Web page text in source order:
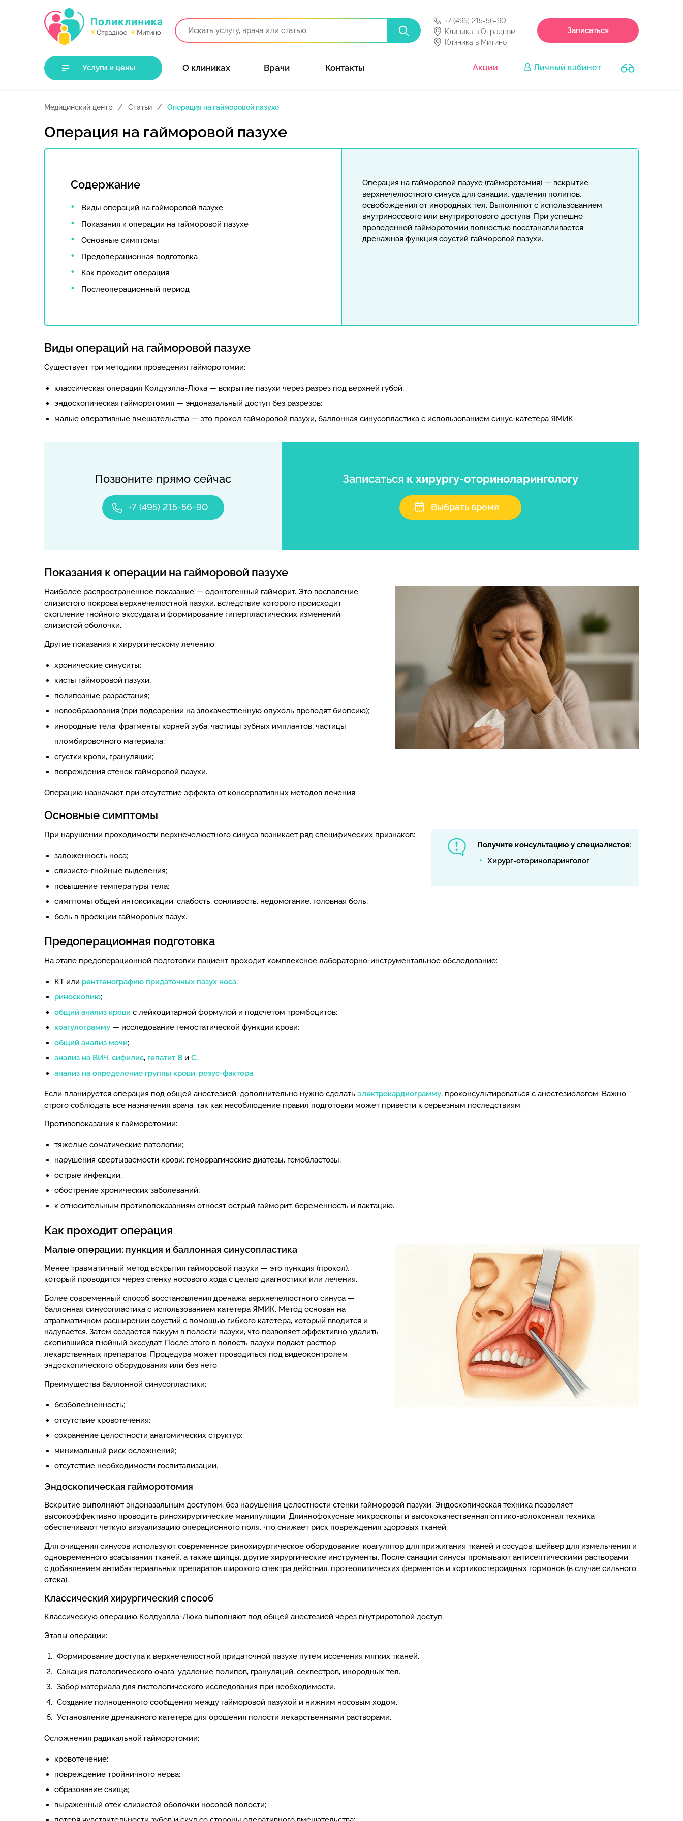
+7 (495) 215-56-90
Клиника в Отрадном
Клиника в Митино
Записаться
Услуги и цены О клиниках Врачи Контакты Акции Личный кабинет
Медицинский центр Статьи Операция на гайморовой пазухе
Операция на гайморовой пазухе
Содержание
Виды операций на гайморовой пазухе
Показания к операции на гайморовой пазухе
Основные симптомы
Предоперационная подготовка
Как проходит операция
Послеоперационный период
Операция на гайморовой пазухе (гайморотомия) — вскрытие
верхнечелюстного синуса для санации, удаления полипов,
освобождения от инородных тел. Выполняют с использованием
внутриносового или внутриротового доступа. При успешно
проведенной гайморотомии полностью восстанавливается
дренажная функция соустий гайморовой пазухи.
Виды операций на гайморовой пазухе
Существует три методики проведения гайморотомии:
классическая операция Колдуэлла-Люка — вскрытие пазухи через разрез под верхней губой;
эндоскопическая гайморотомия — эндоназальный доступ без разрезов;
малые оперативные вмешательства — это прокол гайморовой пазухи, баллонная синусопластика с использованием синус-катетера ЯМИК.
Позвоните прямо сейчас
+7 (495) 215-56-90
Записаться к хирургу-оториноларингологу
Выбрать время
Показания к операции на гайморовой пазухе
Наиболее распространенное показание — одонтогенный гайморит. Это воспаление
слизистого покрова верхнечелюстной пазухи, вследствие которого происходит
скопление гнойного экссудата и формирование гиперпластических изменений
слизистой оболочки.
Другие показания к хирургическому лечению:
хронические синуситы;
кисты гайморовой пазухи;
полипозные разрастания;
новообразования (при подозрении на злокачественную опухоль проводят биопсию);
инородные тела: фрагменты корней зуба, частицы зубных имплантов, частицы
пломбировочного материала;
сгустки крови, грануляции;
повреждения стенок гайморовой пазухи.
Операцию назначают при отсутствие эффекта от консервативных методов лечения.
Основные симптомы
Получите консультацию у специалистов:
Хирург-оториноларинголог
При нарушении проходимости верхнечелюстного синуса возникает ряд специфических признаков:
заложенность носа;
слизисто-гнойные выделения;
повышение температуры тела;
симптомы общей интоксикации: слабость, сонливость, недомогание, головная боль;
боль в проекции гайморовых пазух.
Предоперационная подготовка
На этапе предоперационной подготовки пациент проходит комплексное лабораторно-инструментальное обследование:
КТ или рентгенографию придаточных пазух носа;
риноскопию;
общий анализ крови с лейкоцитарной формулой и подсчетом тромбоцитов;
коагулограмму — исследование гемостатической функции крови;
общий анализ мочи;
анализ на ВИЧ, сифилис, гепатит В и С;
анализ на определение группы крови, резус-фактора.
Если планируется операция под общей анестезией, дополнительно нужно сделать электрокардиограмму, проконсультироваться с анестезиологом. Важно
строго соблюдать все назначения врача, так как несоблюдение правил подготовки может привести к серьезным последствиям.
Противопоказания к гайморотомии:
тяжелые соматические патологии;
нарушения свертываемости крови: геморрагические диатезы, гемобластозы;
острые инфекции;
обострение хронических заболеваний;
к относительным противопоказаниям относят острый гайморит, беременность и лактацию.
Как проходит операция
Малые операции: пункция и баллонная синусопластика
Менее травматичный метод вскрытия гайморовой пазухи — это пункция (прокол),
который проводится через стенку носового хода с целью диагностики или лечения.
Более современный способ восстановления дренажа верхнечелюстного синуса —
баллонная синусопластика с использованием катетера ЯМИК. Метод основан на
атравматичном расширении соустий с помощью гибкого катетера, который вводится и
надувается. Затем создается вакуум в полости пазухи, что позволяет эффективно удалить
скопившийся гнойный экссудат. После этого в полость пазухи подают раствор
лекарственных препаратов. Процедура может проводиться под видеоконтролем
эндоскопического оборудования или без него.
Преимущества баллонной синусопластики:
безболезненность;
отсутствие кровотечения;
сохранение целостности анатомических структур;
минимальный риск осложнений;
отсутствие необходимости госпитализации.
Эндоскопическая гайморотомия
Вскрытие выполняют эндоназальным доступом, без нарушения целостности стенки гайморовой пазухи. Эндоскопическая техника позволяет
высокоэффективно проводить ринохирургические манипуляции. Длиннофокусные микроскопы и высококачественная оптико-волоконная техника
обеспечивают четкую визуализацию операционного поля, что снижает риск повреждения здоровых тканей.
Для очищения синусов используют современное ринохирургическое оборудование: коагулятор для прижигания тканей и сосудов, шейвер для измельчения и
одновременного всасывания тканей, а также щипцы, другие хирургические инструменты. После санации синусы промывают антисептическими растворами
с добавлением антибактериальных препаратов широкого спектра действия, протеолитических ферментов и кортикостероидных гормонов (в случае сильного
отека).
Классический хирургический способ
Классическую операцию Колдуэлла-Люка выполняют под общей анестезией через внутриротовой доступ.
Этапы операции:
Формирование доступа к верхнечелюстной придаточной пазухе путем иссечения мягких тканей.
Санация патологического очага: удаление полипов, грануляций, секвестров, инородных тел.
Забор материала для гистологического исследования при необходимости.
Создание полноценного сообщения между гайморовой пазухой и нижним носовым ходом.
Установление дренажного катетера для орошения полости лекарственными растворами.
Осложнения радикальной гайморотомии:
кровотечение;
повреждение тройничного нерва;
образование свища;
выраженный отек слизистой оболочки носовой полости;